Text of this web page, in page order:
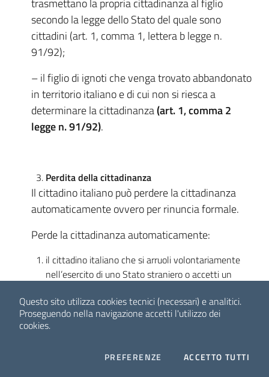
Questo sito utilizza cookies tecnici (necessari) e analitici.
Proseguendo nella navigazione accetti l'utilizzo dei
cookies.
PREFERENZE COOKIESACCETTO TUTTI
trasmettano la propria cittadinanza al figlio
secondo la legge dello Stato del quale sono
cittadini (art. 1, comma 1, lettera b legge n.
91/92);
– il figlio di ignoti che venga trovato abbandonato
in territorio italiano e di cui non si riesca a
determinare la cittadinanza(art. 1, comma 2
legge n. 91/92).
Perdita della cittadinanza
Il cittadino italiano può perdere la cittadinanza
automaticamente ovvero per rinuncia formale.
Perde la cittadinanza automaticamente:
il cittadino italiano che si arruoli volontariamente
nell’esercito di uno Stato straniero o accetti un
gli venga espressamente vietato dal Governo
italiano(art. 12, comma 1 legge n. 91/92);
il cittadino italiano che, durante lo stato di guerra con
svolto un incarico pubblico o abbia acquistato la